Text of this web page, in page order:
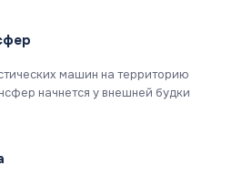
машин на территорию
начнется у внешней будки